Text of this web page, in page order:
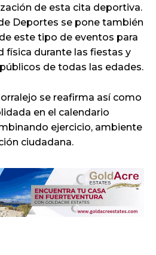
de esta cita deportiva.
Deportes se pone también
este tipo de eventos para
física durante las fiestas y
de todas las edades.
se reafirma así como
en el calendario
ejercicio, ambiente
ciudadana.